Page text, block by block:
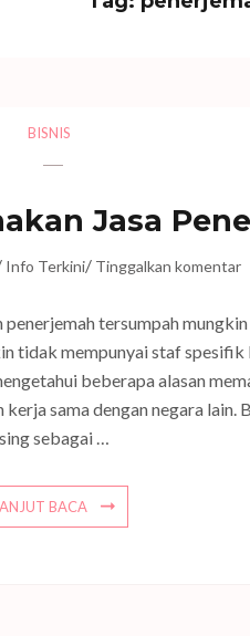
BISNIS
Jasa
Info Terkini/ Tinggalkan komentar
tersumpah
tidak mempunyai staf
beberapa alasan
sama dengan negara lain.
sebagai …
BACA